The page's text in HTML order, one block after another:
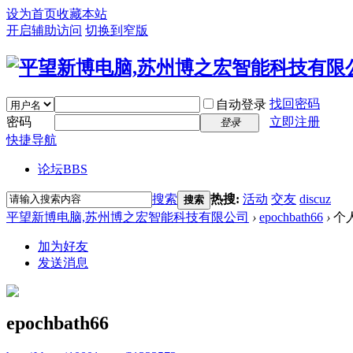
设为首页收藏本站
开启辅助访问 切换到窄版
自动登录 找回密码
密码
登录
立即注册
快捷导航
论坛BBS
搜索 搜索 热搜: 活动 交友 discuz
平望新博电脑,苏州博之宏智能科技有限公司 › epochbath66 › 个
加为好友
发送消息
epochbath66